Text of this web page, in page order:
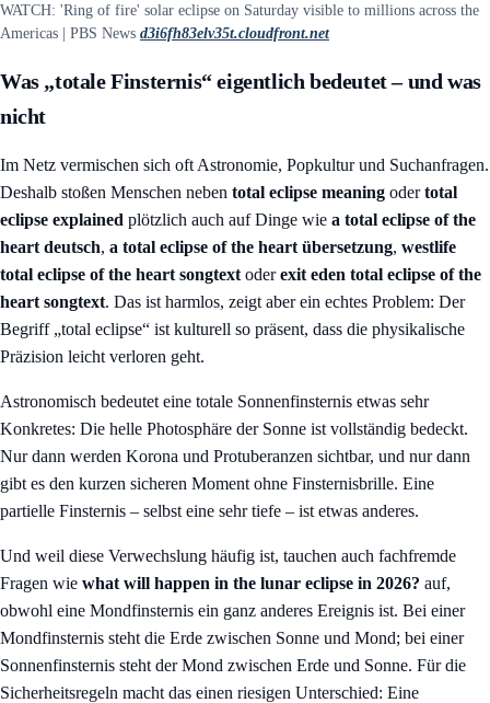
WATCH: 'Ring of fire' solar eclipse on Saturday visible to millions across the
Americas | PBS News d3i6fh83elv35t.cloudfront.net
Was „totale Finsternis“ eigentlich bedeutet – und was
nicht
Im Netz vermischen sich oft Astronomie, Popkultur und Suchanfragen.
Deshalb stoßen Menschen neben total eclipse meaning odertotal
eclipse explained plötzlich auch auf Dinge wie a total eclipse of the
heart deutsch, a total eclipse of the heart übersetzung, westlife
total eclipse of the heart songtext oderexit eden total eclipse of the
heart songtext. Das ist harmlos, zeigt aber ein echtes Problem: Der
Begriff „total eclipse“ ist kulturell so präsent, dass die physikalische
Präzision leicht verloren geht.
Astronomisch bedeutet eine totale Sonnenfinsternis etwas sehr
Konkretes: Die helle Photosphäre der Sonne ist vollständig bedeckt.
Nur dann werden Korona und Protuberanzen sichtbar, und nur dann
gibt es den kurzen sicheren Moment ohne Finsternisbrille. Eine
partielle Finsternis – selbst eine sehr tiefe – ist etwas anderes.
Und weil diese Verwechslung häufig ist, tauchen auch fachfremde
Fragen wie what will happen in the lunar eclipse in 2026? auf,
obwohl eine Mondfinsternis ein ganz anderes Ereignis ist. Bei einer
Mondfinsternis steht die Erde zwischen Sonne und Mond; bei einer
Sonnenfinsternis steht der Mond zwischen Erde und Sonne. Für die
Sicherheitsregeln macht das einen riesigen Unterschied: Eine